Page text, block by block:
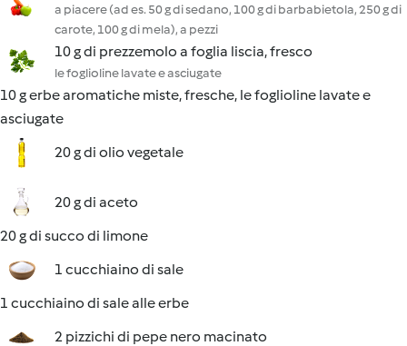
a piacere (ad es. 50 g di sedano, 100 g di barbabietola, 250 g di
carote, 100 g di mela), a pezzi
10 g di prezzemolo a foglia liscia, fresco
le foglioline lavate e asciugate
10 g erbe aromatiche miste, fresche, le foglioline lavate e
asciugate
20 g di olio vegetale
20 g di aceto
20 g di succo di limone
1 cucchiaino di sale
1 cucchiaino di sale alle erbe
2 pizzichi di pepe nero macinato